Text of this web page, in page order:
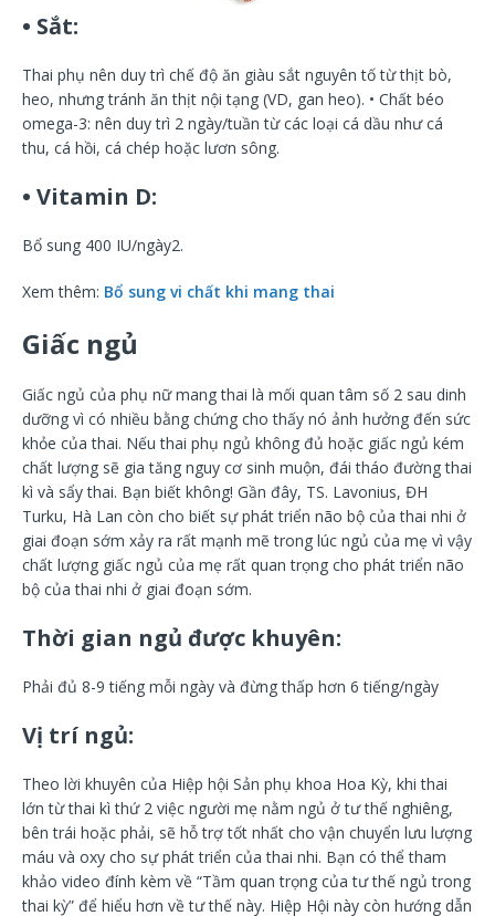
• Sắt:
Thai phụ nên duy trì chế độ ăn giàu sắt nguyên tố từ thịt bò,
heo, nhưng tránh ăn thịt nội tạng (VD, gan heo). • Chất béo
omega-3: nên duy trì 2 ngày/tuần từ các loại cá dầu như cá
thu, cá hồi, cá chép hoặc lươn sông.
• Vitamin D:
Bổ sung 400 IU/ngày2.
Xem thêm: Bổ sung vi chất khi mang thai
Giấc ngủ
Giấc ngủ của phụ nữ mang thai là mối quan tâm số 2 sau dinh
dưỡng vì có nhiều bằng chứng cho thấy nó ảnh hưởng đến sức
khỏe của thai. Nếu thai phụ ngủ không đủ hoặc giấc ngủ kém
chất lượng sẽ gia tăng nguy cơ sinh muộn, đái tháo đường thai
kì và sẩy thai. Bạn biết không! Gần đây, TS. Lavonius, ĐH
Turku, Hà Lan còn cho biết sự phát triển não bộ của thai nhi ở
giai đoạn sớm xảy ra rất mạnh mẽ trong lúc ngủ của mẹ vì vậy
chất lượng giấc ngủ của mẹ rất quan trọng cho phát triển não
bộ của thai nhi ở giai đoạn sớm.
Thời gian ngủ được khuyên:
Phải đủ 8-9 tiếng mỗi ngày và đừng thấp hơn 6 tiếng/ngày
Vị trí ngủ:
Theo lời khuyên của Hiệp hội Sản phụ khoa Hoa Kỳ, khi thai
lớn từ thai kì thứ 2 việc người mẹ nằm ngủ ở tư thế nghiêng,
bên trái hoặc phải, sẽ hỗ trợ tốt nhất cho vận chuyển lưu lượng
máu và oxy cho sự phát triển của thai nhi. Bạn có thể tham
khảo video đính kèm về “Tầm quan trọng của tư thế ngủ trong
thai kỳ” để hiểu hơn về tư thế này. Hiệp Hội này còn hướng dẫn